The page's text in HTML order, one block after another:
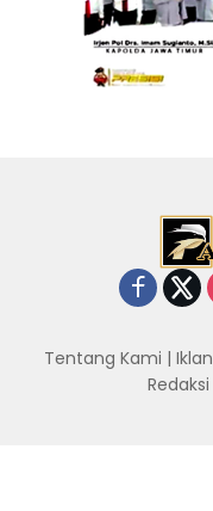
Tentang Kami | Iklan
Redaksi